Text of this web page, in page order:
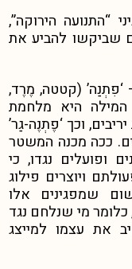
“התנועה הירוקה”,
שביקשו להביע את
‘פִתְנַה’ (קטטה, מֶרֶד,
היא מלחמת
וכך ‘פֶתְנֶה-גַר’
ככה מכנה המשטר
ופועלים נגדו, כי
ויוצרים פילוג
שמפגינים אלו
מי שנלחם נגד
את עצמו למייצג